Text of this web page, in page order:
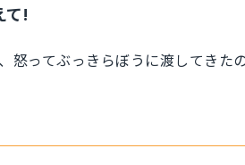
て!
怒ってぶっきらぼうに渡してきた